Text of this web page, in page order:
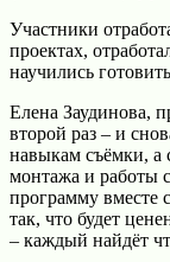
Участники
проектах,
научились
Елена Заудинова,
второй раз – и
навыкам съёмки, а
монтажа и работы
программу вместе
так, что будет
– каждый найдёт